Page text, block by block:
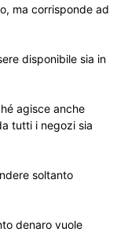
ma corrisponde ad
disponibile sia in
agisce anche
tutti i negozi sia
soltanto
denaro vuole